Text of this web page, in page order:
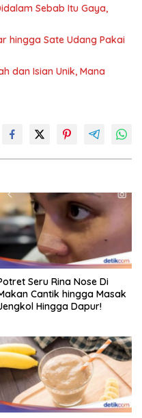
Sebab Itu Gaya,
hingga Sate Udang Pakai
dan Isian Unik, Mana
Seru Rina Nose Di
Cantik hingga Masak
Hingga Dapur!